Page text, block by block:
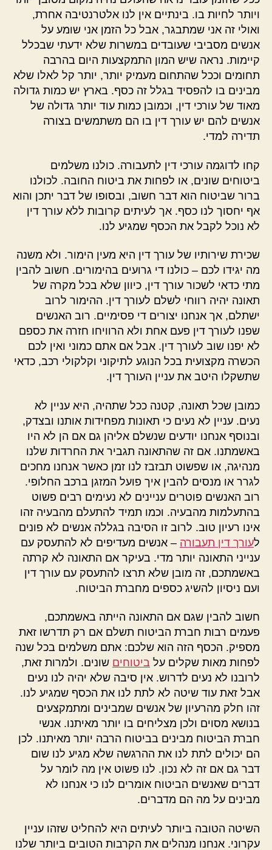
ויותר לחיות בו. בינתיים אין לנו אלטרנטיבה אחרת,
ואולי זה אני שמתבגר, אבל כל הזמן אני שומע על
אנשים מסביבי שעובדים במשרות שלא ידעתי שבכלל
קיימות. נראה שיש המון התמקצעות היום בהרבה
תחומים וככל שהתחום מעמיק יותר, יותר קל לאלו שלא
מבינים בו להפסיד בגלל זה כסף. בארץ יש כמות גדולה
מאוד של עורכי דין, וכמובן כמות עוד יותר גדולה של
אנשים להם יש עורך דין בו הם משתמשים בצורה
תדירה למדי.
קחו לדוגמה עורכי דין לתעבורה. כולנו משלמים
ביטוחים שונים, או לפחות את ביטוח החובה. לכולנו
ברור שביטוח הוא דבר חשוב, ובסופו של דבר יתכן והוא
אף יחסוך לנו כסף. אך לעיתים קרובות ללא עורך דין
לא נוכל לקבל את הכסף שמגיע לנו.
שכירת שירותיו של עורך דין היא מעין הימור. ולא משנה
מה יגידו לכם – כולנו די גרועים בהימורים. חשוב להבין
מתי כדאי לשכור עורך דין, כיוון שלא בכל מקרה של
תאונה יהיה רווחי לשלם לעורך דין. ההימור לרוב
ישתלם, אך אנחנו יצורים די פסימיים. רוב האנשים
שפנו לעורך דין פעם אחת ולא הרוויחו חזרה את כספם
לא יפנו שוב לעורך דין. אבל אם אתם כמוני ואין לכם
הכשרה מקצועית בכל הנוגע לתיקוני וקלקולי רכב, כדאי
שתשקלו היטב את עניין העורך דין.
כמובן שכל תאונה, קטנה ככל שתהיה, היא עניין לא
נעים. עניין לא נעים כי תאונות מפחידות אותנו ובצדק,
ובנוסף אנחנו יודעים שנשלם אליהן גם אם הן לא היו
באשמתנו. אם זה שהתאונה תגביר את החרדות שלנו
מנהיגה, או שפשוט תבזבז לנו זמן כאשר אנחנו מחכים
לגרר או מנסים להבין איך פועל המזגן ברכב החלופי.
רוב האנשים פוטרים עניינים לא נעימים רבים פשוט
בהתעלמות מהבעיה. וכמו תמיד להתעלם מהבעיה זהו
אינו רעיון טוב. לרוב זו הסיבה בגללה אנשים לא פונים
לעורך דין תעבורה – אנשים מעדיפים לא להתעסק עם
ענייני התאונה יותר מדי. בעיקר אם התאונה לא קרתה
באשמתכם, זה מובן שלא תרצו להתעסק עם עורך דין
ועם ניסיון להשיג כספים מחברת הביטוח.
חשוב להבין שגם אם התאונה הייתה באשמתכם,
פעמים רבות חברת הביטוח תשלם אם רק תדרשו זאת
מספיק. הכסף הזה הוא שלכם: אתם משלמים בכל שנה
לפחות מאות שקלים על ביטוחים שונים. ולמרות זאת,
לרובנו לא נעים לדרוש. אין סיבה שלא יהיה לנו נעים
אבל זאת עוד שיטה לא לתת לנו את הכסף שמגיע לנו.
זהו חלק מהרעיון של אנשים שמבינים ומתמקצעים
בנושא מסוים ולכן מצליחים בו יותר מאיתנו. אנשי
חברת הביטוח מבינים בביטוח הרבה יותר מאיתנו. לכן
הם יכולים לתת לנו את ההרגשה שלא מגיע לנו שום
דבר גם אם זה לא נכון. לנו פשוט אין מה לומר על
דברים שאנשים הביטוח אומרים לנו כי אנחנו לא
מבינים על מה הם מדברים.
השיטה הטובה ביותר לעיתים היא להחליט שזהו עניין
עקרוני. אנחנו מנהלים את הקרבות הטובים ביותר שלנו